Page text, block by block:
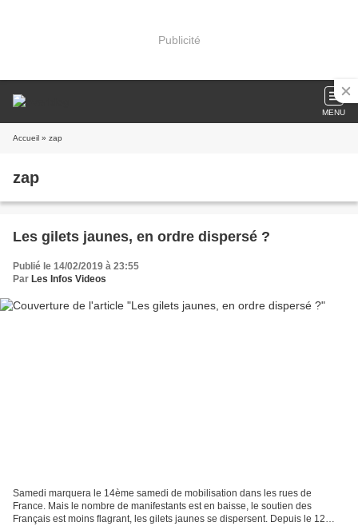
Publicité
MENU
Accueil » zap
zap
Les gilets jaunes, en ordre dispersé ?
Publié le 14/02/2019 à 23:55
Par Les Infos Videos
Samedi marquera le 14ème samedi de mobilisation dans les rues de
France. Mais le nombre de manifestants est en baisse, le soutien des
Français est moins flagrant, les gilets jaunes se dispersent. Depuis le 12